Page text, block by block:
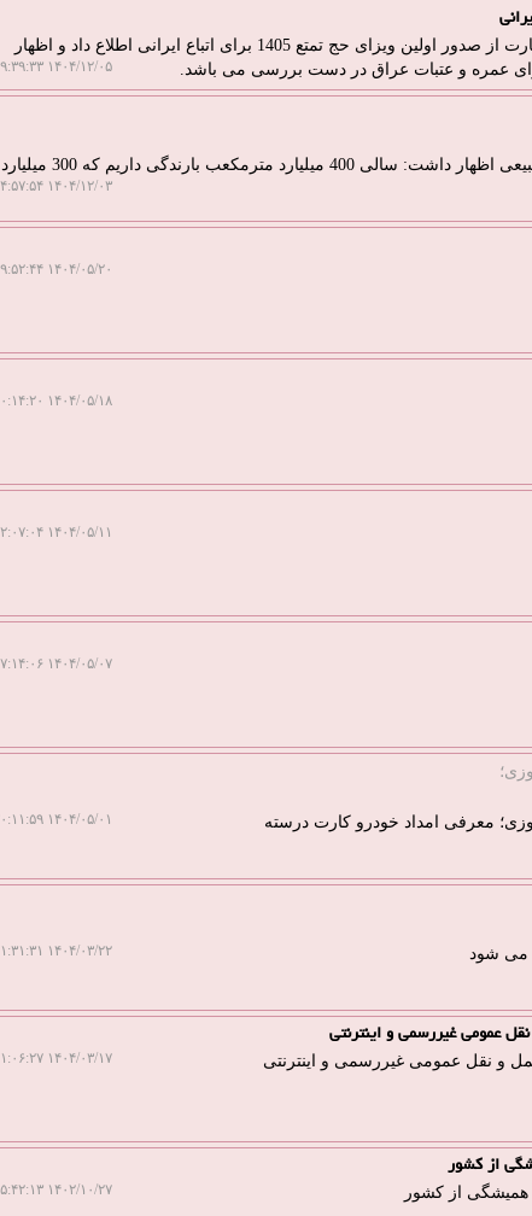
به گزارش کارکادو، رئیس سازمان حج و زیارت از صدور اولین ویزای حج تمتع 1405 برای اتباع ایرانی اطلاع داد و اظهار
عمره و عتبات عراق در دست بررسی می باشد.
۱۴۰۴/۱۲/۰۵ ۰۹:۳۹:۳۳
به گزارش کارکادو، معاون سازمان منابع طبیعی اظهار داشت: سالی 400 میلیارد مترمکعب بارندگی داریم که 300 میلیارد
۱۴۰۴/۱۲/۰۳ ۱۴:۵۷:۵۴
۱۴۰۴/۰۵/۲۰ ۰۹:۵۲:۴۴
۱۴۰۴/۰۵/۱۸ ۱۰:۱۴:۲۰
۱۴۰۴/۰۵/۱۱ ۱۲:۰۷:۰۴
۱۴۰۴/۰۵/۰۷ ۱۷:۱۴:۰۶
معرفی امداد خودرو کارت درسته ۱۴۰۴/۰۵/۰۱ ۲۰:۱۱:۵۹
می شود ۱۴۰۴/۰۳/۲۲ ۱۱:۳۱:۳۱
عمومی غیررسمی و اینترنتی
و نقل عمومی غیررسمی و اینترنتی ۱۴۰۴/۰۳/۱۷ ۱۱:۰۶:۲۷
از کشور
همیشگی از کشور ۱۴۰۲/۱۰/۲۷ ۱۵:۴۲:۱۳